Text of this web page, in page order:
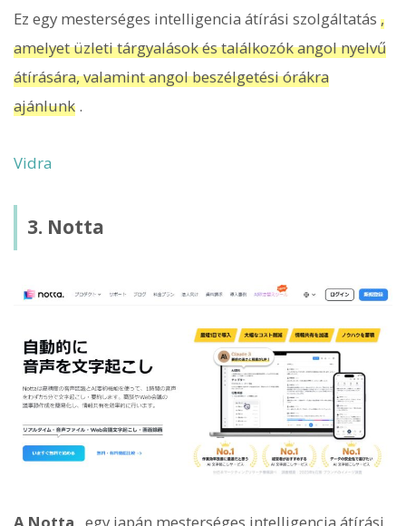
Ez egy mesterséges intelligencia átírási szolgáltatás ,
amelyet üzleti tárgyalások és találkozók angol nyelvű
átírására, valamint angol beszélgetési órákra
ajánlunk .
Vidra
3. Notta